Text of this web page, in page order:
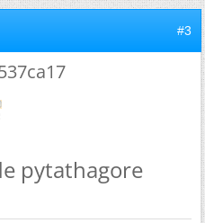
#3
pytathagore